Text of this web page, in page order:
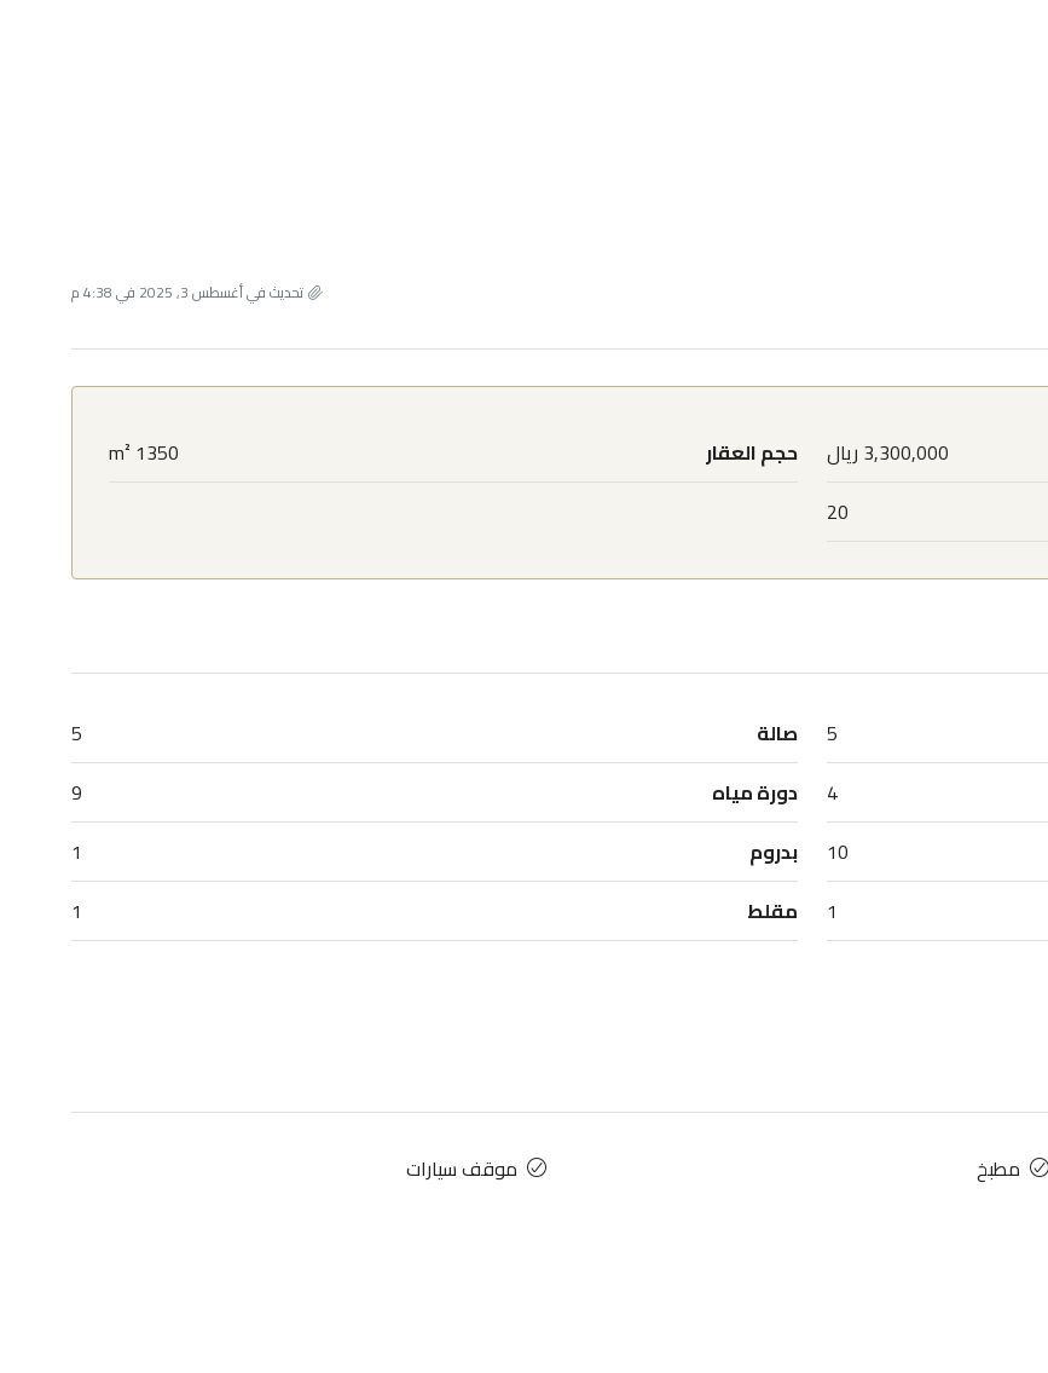
تحديث في أغسطس 3, 2025 في 4:38 م
3,300,000 ريال حجم العقار
1350 m²
20
5 صالة
5
4 دورة مياه
9
10 بدروم
1
1 مقلط 1
مطبخ موقف سيارات